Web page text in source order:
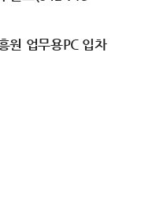
원 업무용PC 입차